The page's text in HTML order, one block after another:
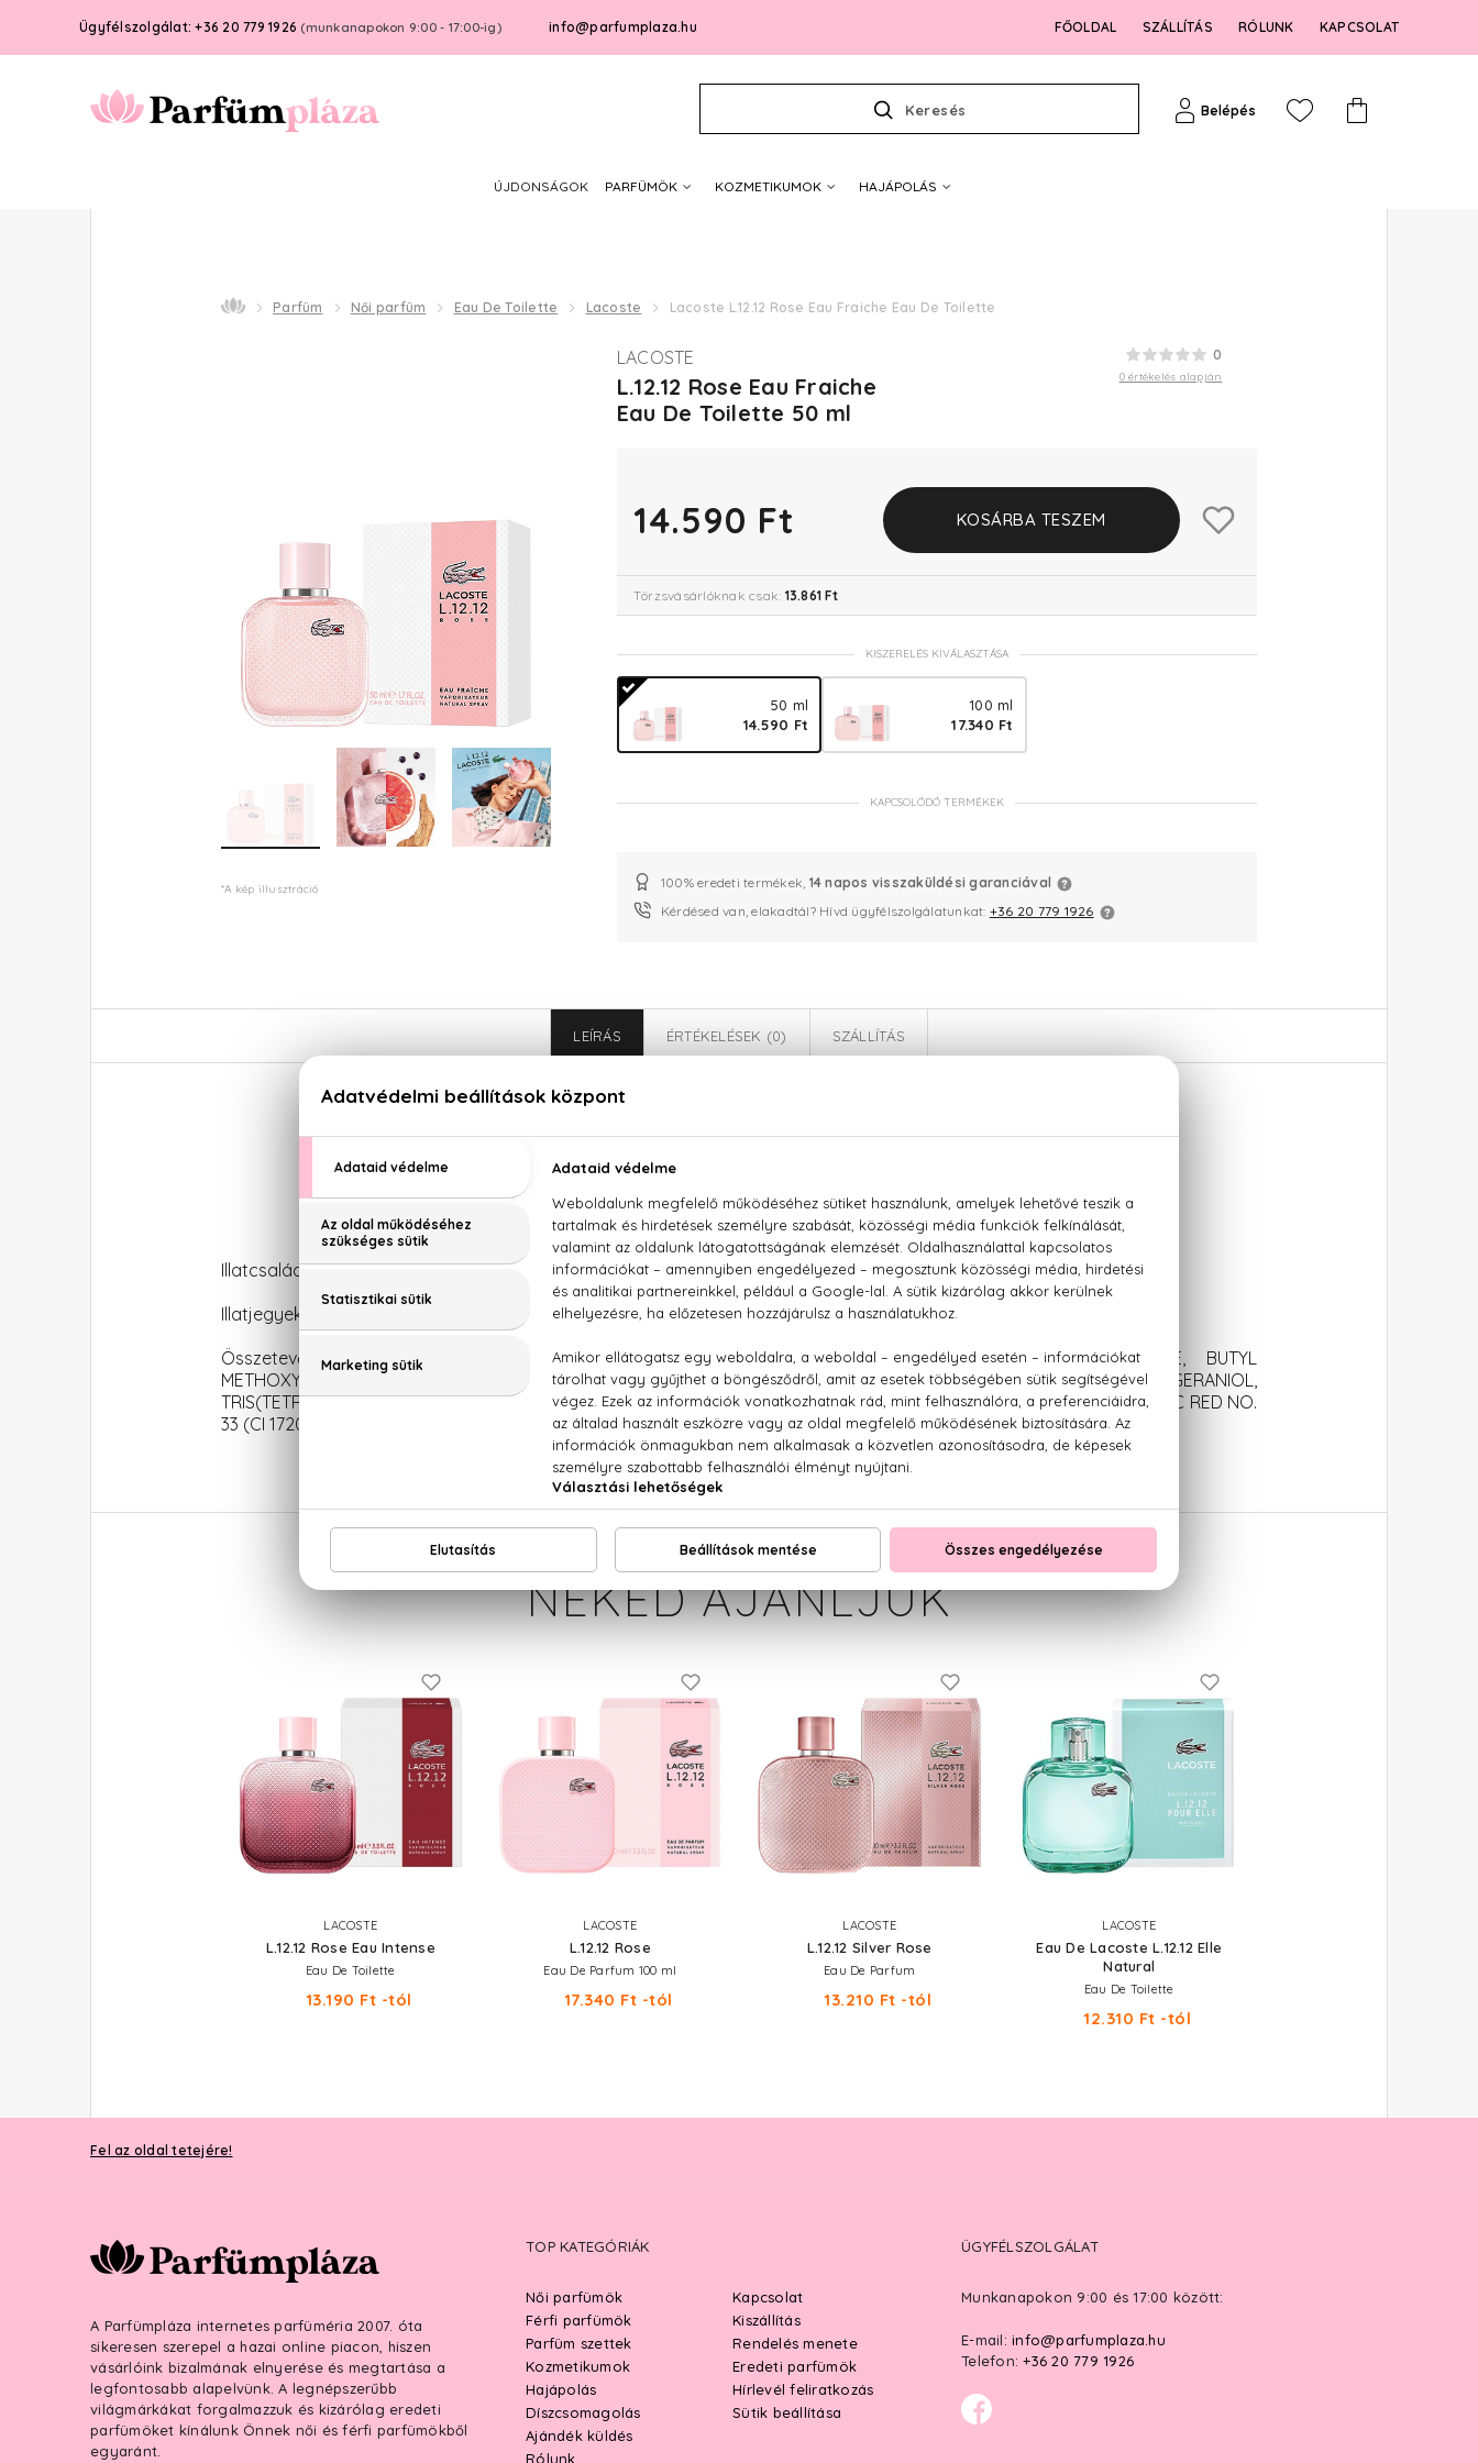
Ügyfélszolgálat: +36 20 779 1926 (munkanapokon 9:00 - 17:00-ig) info@parfumplaza.hu FŐOLDAL SZÁLLÍTÁS RÓLUNK KAPCSOLAT
Keresés Belépés
ÚJDONSÁGOK PARFÜMÖK KOZMETIKUMOK HAJÁPOLÁS
Parfüm Női parfüm Eau De Toilette Lacoste Lacoste L.12.12 Rose Eau Fraiche Eau De Toilette
*A kép illusztráció
0
0 értékelés alapján
LACOSTE
L.12.12 Rose Eau Fraiche
Eau De Toilette 50 ml
14.590 Ft KOSÁRBA TESZEM
Törzsvásárlóknak csak: 13.861 Ft
KISZERELÉS KIVÁLASZTÁSA
50 ml
14.590 Ft
100 ml
17.340 Ft
KAPCSOLÓDÓ TERMÉKEK
100% eredeti termékek, 14 napos visszaküldési garanciával
Kérdésed van, elakadtál? Hívd ügyfélszolgálatunkat: +36 20 779 1926
LEÍRÁS ÉRTÉKELÉSEK (0) SZÁLLÍTÁS
Illatcsalád: Citrus-virágos
Illatjegyek: grapefruit, vérnarancs, rózsabors, ózon, fekete ribizli, cédrus
Összetevők: ALCOHOL DENAT., PARFUM/FRAGRANCE, AQUA/WATER/EAU, LIMONENE, BENZYL SALICYLATE, BUTYL
METHOXYDIBENZOYLMETHANE, CITRONELLOL, LINALOOL, HEXYL CINNAMAL, CITRAL, ALCOHOL, GERANIOL,
TRIS(TETRAMETHYLHYDROXYPIPERIDINOL) CITRATE, EXT. D&C VIOLET NO. 2 (CI 60730), FD&C RED NO. 4 (CI 14700), D&C RED NO.
33 (CI 17200)
NEKED AJÁNLJUK
LACOSTE
L.12.12 Rose Eau Intense
Eau De Toilette
13.190 Ft -tól
LACOSTE
L.12.12 Rose
Eau De Parfum 100 ml
17.340 Ft -tól
LACOSTE
L.12.12 Silver Rose
Eau De Parfum
13.210 Ft -tól
LACOSTE
Eau De Lacoste L.12.12 Elle
Natural
Eau De Toilette
12.310 Ft -tól
Fel az oldal tetejére!
A Parfümpláza internetes parfüméria 2007. óta
sikeresen szerepel a hazai online piacon, hiszen
vásárlóink bizalmának elnyerése és megtartása a
legfontosabb alapelvünk. A legnépszerűbb
világmárkákat forgalmazzuk és kizárólag eredeti
parfümöket kínálunk Önnek női és férfi parfümökből
egyaránt.
TOP KATEGÓRIÁK
Női parfümök
Férfi parfümök
Parfüm szettek
Kozmetikumok
Hajápolás
Díszcsomagolás
Ajándék küldés
Rólunk
Kapcsolat
Kiszállítás
Rendelés menete
Eredeti parfümök
Hírlevél feliratkozás
Sütik beállítása
ÜGYFÉLSZOLGÁLAT
Munkanapokon 9:00 és 17:00 között:
E-mail: info@parfumplaza.hu
Telefon: +36 20 779 1926